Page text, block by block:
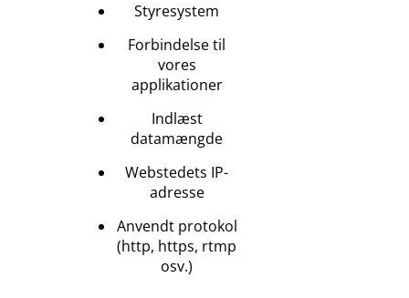
Styresystem
Forbindelse til
vores
applikationer
Indlæst
datamængde
Webstedets IP-
adresse
Anvendt protokol
(http, https, rtmp
osv.)